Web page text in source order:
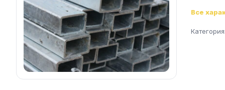
Все
Категория:
ОТПРАВИТЬ
Нажимая на кнопку, вы соглашаетесь на
обработку
персональных данных